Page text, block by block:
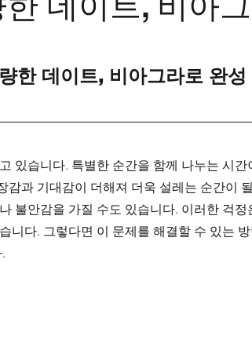
한 데이트, 비아그라로 완성
있습니다. 특별한 순간을 함께 나누는 시간
감과 기대감이 더해져 더욱 설레는 순간이
불안감을 가질 수도 있습니다. 이러한 걱정
니다. 그렇다면 이 문제를 해결할 수 있는